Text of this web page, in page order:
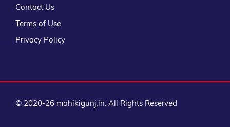
Contact Us
Terms of Use
Privacy Policy
© 2020-26 mahikigunj.in. All Rights Reserved